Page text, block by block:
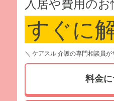
入居や費用のお
すぐに
＼ ケアスル 介護の専門相談員
料金